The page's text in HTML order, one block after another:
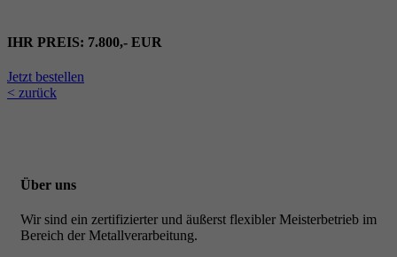
IHR PREIS: 7.800,- EUR
Jetzt bestellen
< zurück
Über uns
Wir sind ein zertifizierter und äußerst flexibler Meisterbetrieb im
Bereich der Metallverarbeitung.